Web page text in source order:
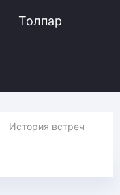
Толпар
История встреч